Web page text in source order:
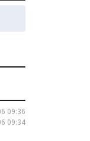
09:36
09:34